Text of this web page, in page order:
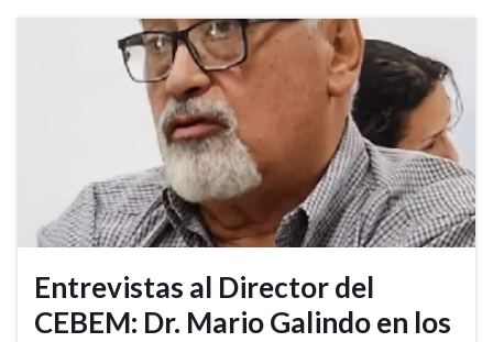
Entrevistas al Director del
CEBEM: Dr. Mario Galindo en los